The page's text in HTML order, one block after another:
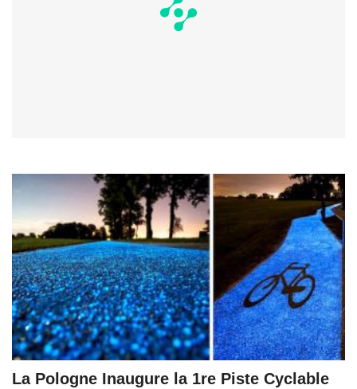
La Pologne Inaugure la 1re Piste Cyclable